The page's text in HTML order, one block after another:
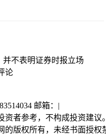
并不表明证券时报立场
论
邮箱： |
资者参考，不构成投资建议
的版权所有，未经书面授权